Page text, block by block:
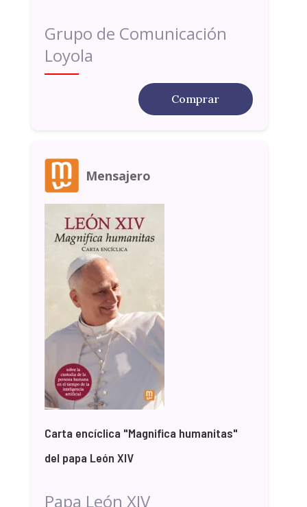
Grupo de Comunicación
Loyola
Comprar
Mensajero
Carta encíclica "Magnifica humanitas"
del papa León XIV
Papa León XIV